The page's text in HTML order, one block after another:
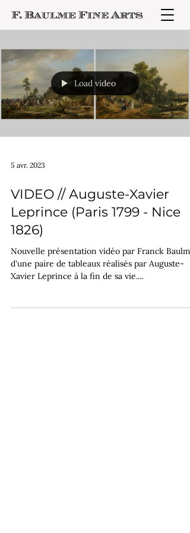
Load video
5 avr. 2023
VIDEO // Auguste-Xavier
Leprince (Paris 1799 - Nice
1826)
Nouvelle présentation vidéo par Franck Baulme
d'une paire de tableaux réalisés par Auguste-
Xavier Leprince à la fin de sa vie....